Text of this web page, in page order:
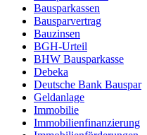
Bausparkassen
Bausparvertrag
Bauzinsen
BGH-Urteil
BHW Bausparkasse
Debeka
Deutsche Bank Bauspar
Geldanlage
Immobilie
Immobilienfinanzierung